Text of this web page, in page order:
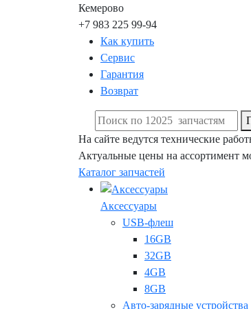
Кемерово
+7 983 225 99-94
Как купить
Сервис
Гарантия
Возврат
На сайте ведутся технические
Актуальные цены на ассортимент
Каталог запчастей
Аксессуары
USB-флеш
16GB
32GB
4GB
8GB
Авто-зарядные устройства